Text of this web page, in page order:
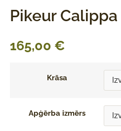
Pikeur
165,00 €
Krāsa
Apģērba izmērs